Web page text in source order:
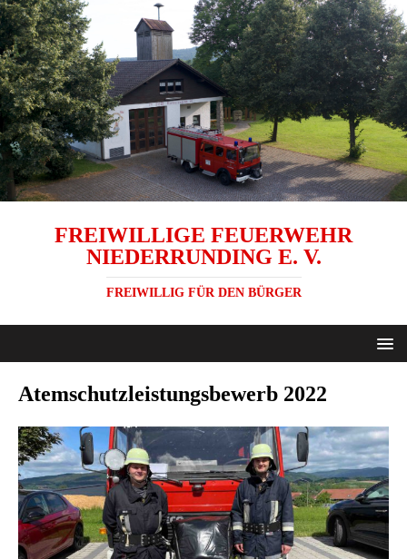
FREIWILLIGE FEUERWEHR
NIEDERRUNDING E. V.
FREIWILLIG FÜR DEN BÜRGER
Atemschutzleistungsbewerb 2022